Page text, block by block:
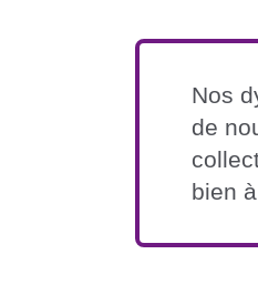
Nos
de
bien